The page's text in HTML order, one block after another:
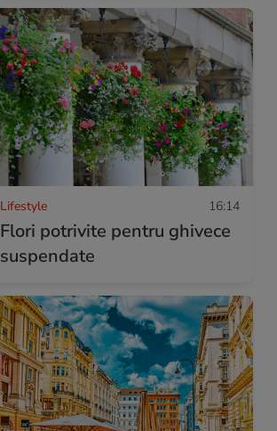
Lifestyle 16:14
Flori potrivite pentru ghivece
suspendate